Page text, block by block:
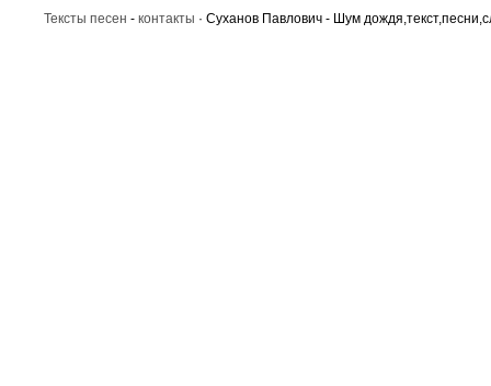
Тексты песен - контакты · Суханов Павлович - Шум